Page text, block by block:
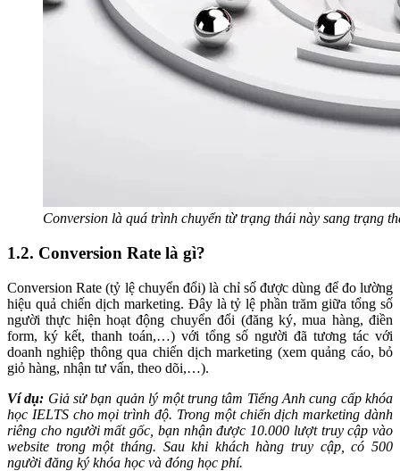
Conversion là quá trình chuyển từ trạng thái này sang trạng
1.2. Conversion Rate là gì?
Conversion Rate (tỷ lệ chuyển đổi) là chỉ số được dùng để đo lường
hiệu quả chiến dịch marketing. Đây là tỷ lệ phần trăm giữa tổng số
người thực hiện hoạt động chuyển đổi (đăng ký, mua hàng, điền
form, ký kết, thanh toán,…) với tổng số người đã tương tác với
doanh nghiệp thông qua chiến dịch marketing (xem quảng cáo, bỏ
giỏ hàng, nhận tư vấn, theo dõi,…).
Ví dụ: Giả sử bạn quản lý một trung tâm Tiếng Anh cung cấp khóa
học IELTS cho mọi trình độ. Trong một chiến dịch marketing dành
riêng cho người mất gốc, bạn nhận được 10.000 lượt truy cập vào
website trong một tháng. Sau khi khách hàng truy cập, có 500
người đăng ký khóa học và đóng học phí.